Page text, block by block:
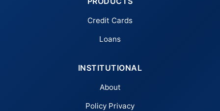
Credit Cards
Loans
INSTITUTIONAL
About
Policy Privacy